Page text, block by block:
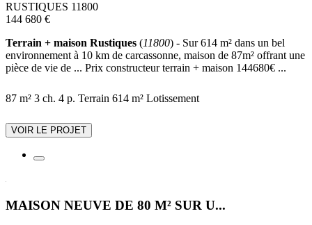
RUSTIQUES 11800
144 680 €
Terrain + maison Rustiques (11800) - Sur 614 m² dans un bel
environnement à 10 km de carcassonne, maison de 87m² offrant une
pièce de vie de ... Prix constructeur terrain + maison 144680€ ...
87 m² 3 ch. 4 p. Terrain 614 m² Lotissement
VOIR LE PROJET
MAISON NEUVE DE 80 M² SUR U...